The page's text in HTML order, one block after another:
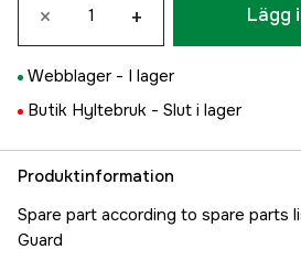
× + Lägg
Webblager - I lager
Butik Hyltebruk - Slut i lager
Produktinformation
Spare part according to spare parts
Guard